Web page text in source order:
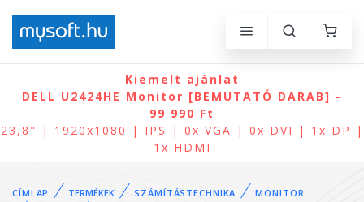
Kiemelt ajánlat
DELL U2424HE Monitor [BEMUTATÓ DARAB] -
99 990 Ft
23,8" | 1920x1080 | IPS | 0x VGA | 0x DVI | 1x DP |
1x HDMI
CÍMLAP TERMÉKEK SZÁMÍTÁSTECHNIKA
MONITOR